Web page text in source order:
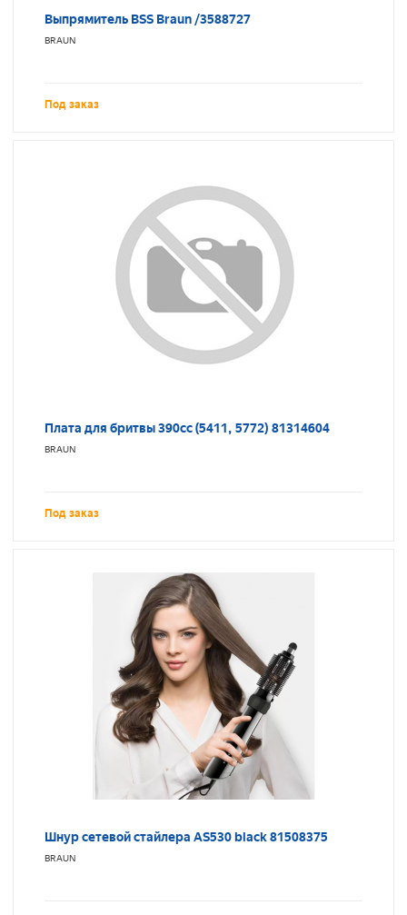
Выпрямитель BSS Braun /3588727
BRAUN
Под заказ
Плата для бритвы 390сс (5411, 5772) 81314604
BRAUN
Под заказ
Шнур сетевой стайлера AS530 black 81508375
BRAUN